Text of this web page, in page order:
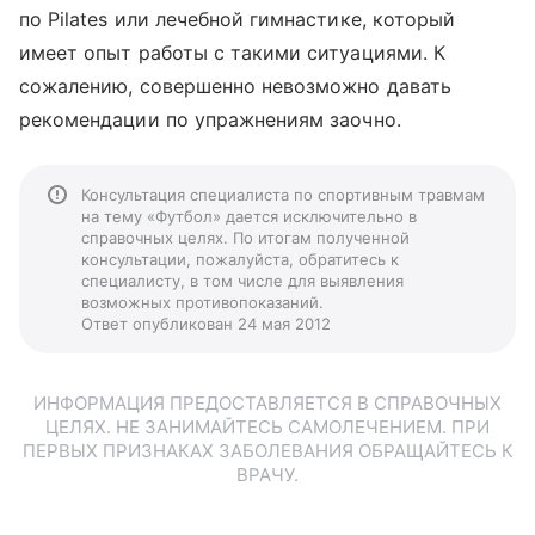
по Pilates или лечебной гимнастике, который
имеет опыт работы с такими ситуациями. К
сожалению, совершенно невозможно давать
рекомендации по упражнениям заочно.
Консультация специалиста по спортивным травмам
на тему «Футбол» дается исключительно в
справочных целях. По итогам полученной
консультации, пожалуйста, обратитесь к
специалисту, в том числе для выявления
возможных противопоказаний.
Ответ опубликован 24 мая 2012
ИНФОРМАЦИЯ ПРЕДОСТАВЛЯЕТСЯ В СПРАВОЧНЫХ
ЦЕЛЯХ. НЕ ЗАНИМАЙТЕСЬ САМОЛЕЧЕНИЕМ. ПРИ
ПЕРВЫХ ПРИЗНАКАХ ЗАБОЛЕВАНИЯ ОБРАЩАЙТЕСЬ К
ВРАЧУ.